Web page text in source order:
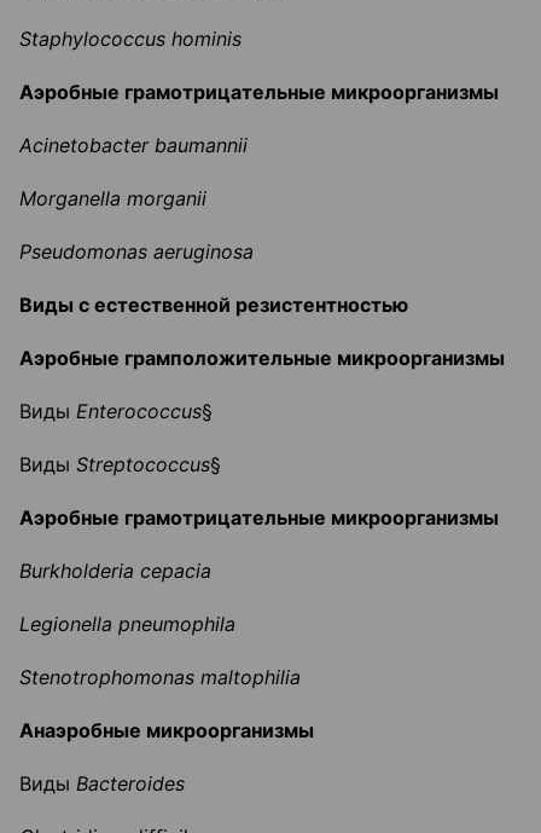
Staphylococcus hominis
Аэробные грамотрицательные микроорганизмы
Acinetobacter baumannii
Morganella morganii
Pseudomonas aeruginosa
Виды с естественной резистентностью
Аэробные грамположительные микроорганизмы
Виды Enterococcus§
Виды Streptococcus§
Аэробные грамотрицательные микроорганизмы
Burkholderia cepacia
Legionella pneumophila
Stenotrophomonas maltophilia
Анаэробные микроорганизмы
Виды Bacteroides